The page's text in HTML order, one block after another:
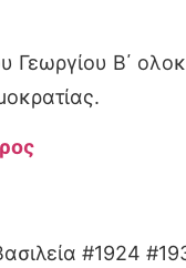
Γεωργίου Β΄
#1924